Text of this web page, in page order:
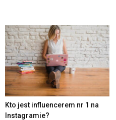
Kto jest influencerem nr 1 na
Instagramie?